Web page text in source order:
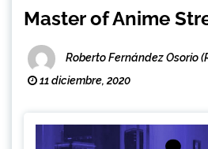
Master of Anime
Roberto Fernández Osorio
11 diciembre, 2020